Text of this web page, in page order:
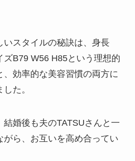
いスタイルの秘訣は、身長
ズB79 W56 H85という理想的
、効率的な美容習慣の両方に
た。
婚後も夫のTATSUさんと一
がら、お互いを高め合ってい